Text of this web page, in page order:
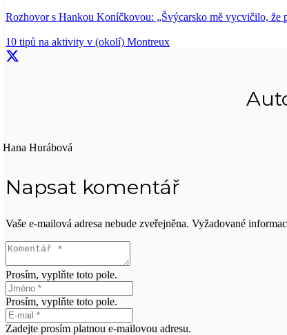
Rozhovor s Hankou Koníčkovou: „Švýcarsko mě vycvičilo, že
10 tipů na aktivity v (okolí) Montreux
Hana Hurábová
Napsat komentář
Vaše e-mailová adresa nebude zveřejněna. Vyžadované
Prosím, vyplňte toto pole.
Prosím, vyplňte toto pole.
Zadejte prosím platnou e-mailovou adresu.